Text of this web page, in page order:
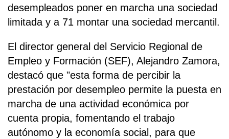
desempleados poner en marcha una sociedad
limitada y a 71 montar una sociedad mercantil.
El director general del Servicio Regional de
Empleo y Formación (SEF), Alejandro Zamora,
destacó que "esta forma de percibir la
prestación por desempleo permite la puesta en
marcha de una actividad económica por
cuenta propia, fomentando el trabajo
autónomo y la economía social, para que